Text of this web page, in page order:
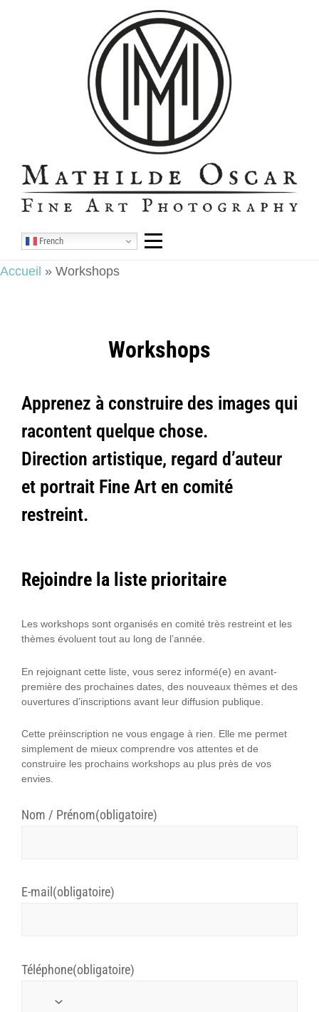
French
Accueil » Workshops
Workshops
Apprenez à construire des images qui
racontent quelque chose.
Direction artistique, regard d’auteur
et portrait Fine Art en comité
restreint.
Rejoindre la liste prioritaire
Les workshops sont organisés en comité très restreint et les
thèmes évoluent tout au long de l’année.
En rejoignant cette liste, vous serez informé(e) en avant-
première des prochaines dates, des nouveaux thèmes et des
ouvertures d’inscriptions avant leur diffusion publique.
Cette préinscription ne vous engage à rien. Elle me permet
simplement de mieux comprendre vos attentes et de
construire les prochains workshops au plus près de vos
envies.
Nom / Prénom(obligatoire)
E-mail (obligatoire)
Téléphone(obligatoire)